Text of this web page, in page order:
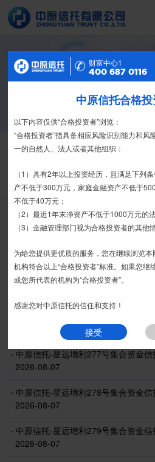
信托产品
截至2023年末，中原信托累计管理信托财
产16088亿元，按时足额交付到期信托财
信托产品
信息披露
精英理财俱乐部
家族信托 财富网点
信息披露
2026-08-07
· 中原信托-星远增利277号集合资金
2026-08-07
· 中原信托-星远增利278号集合资金
2026-08-07
· 中原信托-星远增利279号集合资金
2026-08-07
财富中心2
400 687 0116
特别提
尊敬的投资者：
合格投资者认证、风险测评、录音录像
亲自操作完成，不得由他人代办。
我司信托产品账户均以我司名义开立，
信托合同约定转入我司信托产品的银行专
时，请注意不要向任何非我司账户转账、支
如有疑问，请联系您的专属客户经理或咨
接受
财富中心1
400 687 0116
中原信托合格
以下内容仅供“合格投资者”浏览：
“合格投资者”指具备相应风险识别能力和风
一的自然人、法人或者其他组织：
（1）具有2年以上投资经历，且满足下列
产不低于300万元，家庭金融资产不低于
不低于40万元；
（2）最近1年末净资产不低于1000万元的
（3）金融管理部门视为合格投资者的其他情
为给您提供更优质的服务，您在继续浏览
机构符合以上“合格投资者”标准。如果您
或您所代表的机构为“合格投资者”。
感谢您对中原信托的信任和支持！
接受